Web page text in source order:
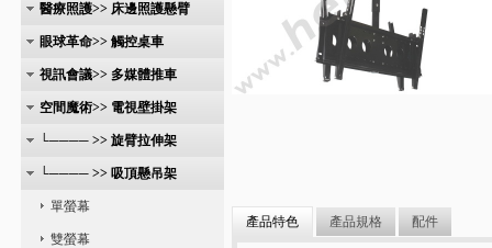
醫療照護>> 床邊照護懸臂
眼球革命>> 觸控桌車
視訊會議>> 多媒體推車
空間魔術>> 電視壁掛架
└──── >> 旋臂拉伸架
└──── >> 吸頂懸吊架
單螢幕
雙螢幕
產品特色 產品規格 配件